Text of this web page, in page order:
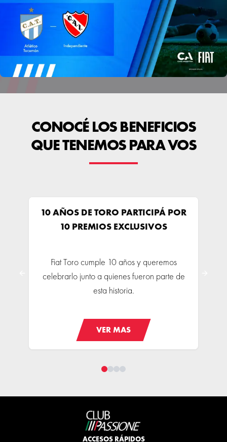
CONOCÉ LOS BENEFICIOS
QUE TENEMOS PARA VOS
10 AÑOS DE TORO PARTICIPÁ POR
10 PREMIOS EXCLUSIVOS
Fiat Toro cumple 10 años y queremos
celebrarlo junto a quienes fueron parte de
esta historia.
VER MAS
Previous slide
ACCESOS RÁPIDOS